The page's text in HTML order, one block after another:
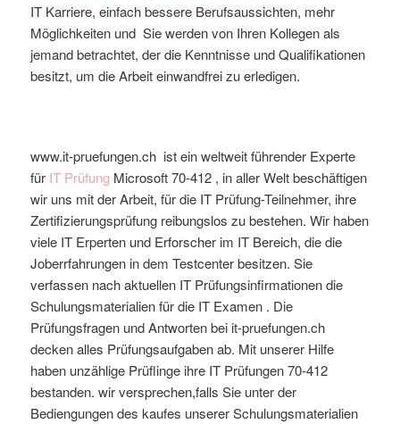
IT Karriere, einfach bessere Berufsaussichten, mehr
Möglichkeiten und Sie werden von Ihren Kollegen als
jemand betrachtet, der die Kenntnisse und Qualifikationen
besitzt, um die Arbeit einwandfrei zu erledigen.
www.it-pruefungen.ch ist ein weltweit führender Experte
für IT Prüfung Microsoft70-412 , in aller Welt beschäftigen
wir uns mit der Arbeit, für die IT Prüfung-Teilnehmer, ihre
Zertifizierungsprüfung reibungslos zu bestehen. Wir haben
viele IT Erperten und Erforscher im IT Bereich, die die
Joberrfahrungen in dem Testcenter besitzen. Sie
verfassen nach aktuellen IT Prüfungsinfirmationen die
Schulungsmaterialien für die IT Examen . Die
Prüfungsfragen und Antworten bei it-pruefungen.ch
decken alles Prüfungsaufgaben ab. Mit unserer Hilfe
haben unzählige Prüflinge ihre IT Prüfungen 70-412
bestanden. wir versprechen,falls Sie unter der
Bediengungen des kaufes unserer Schulungsmaterialien